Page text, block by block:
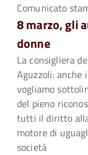
Comunicato
8 marzo, gli
donne
La consigliera
Aguzzoli:
vogliamo
del pieno
tutti il diritto alla
motore di
società